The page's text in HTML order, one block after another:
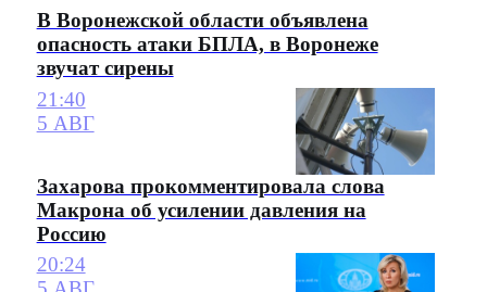
В Воронежской области объявлена
опасность атаки БПЛА, в Воронеже
звучат сирены
21:40
5 АВГ
Захарова прокомментировала слова
Макрона об усилении давления на
Россию
20:24